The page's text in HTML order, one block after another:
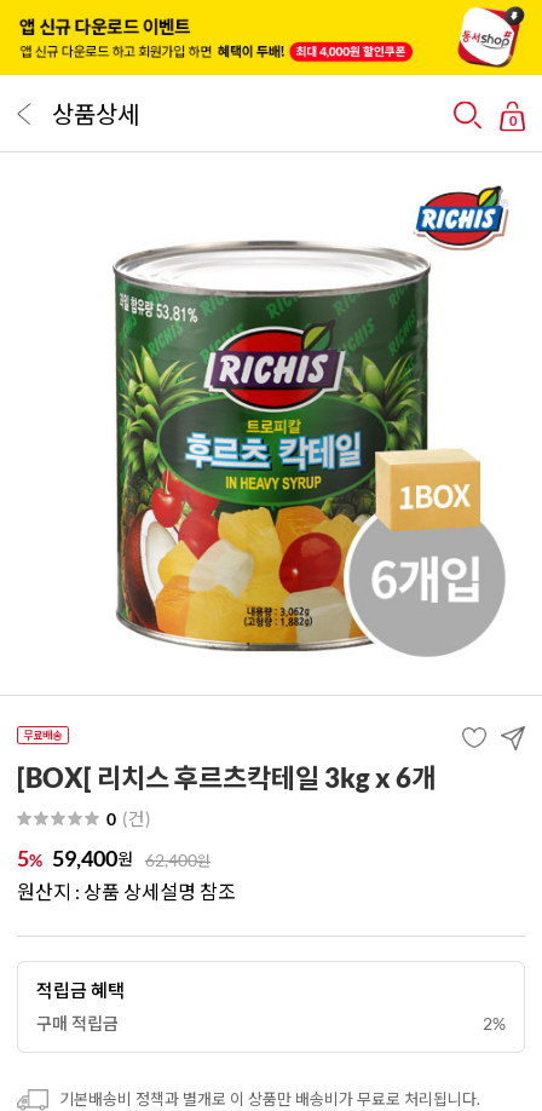
상품상세 0
[BOX[ 리치스 후르츠칵테일 3kg x 6개
0 (건)
5% 59,400원 62,400원
원산지 : 상품 상세설명 참조
적립금 혜택
구매 적립금 2%
기본배송비 정책과 별개로 이 상품만 배송비가 무료로 처리됩니다.